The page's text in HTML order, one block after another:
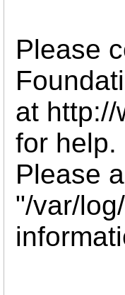
Please
at http://
for help.
Please
"/var/